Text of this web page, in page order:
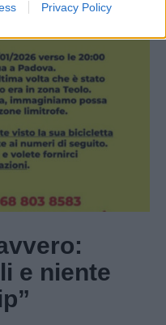
Privacy Policy
e niente